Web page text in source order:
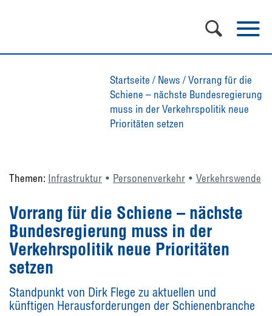
Startseite / News /Vorrang für die
Schiene – nächste Bundesregierung
muss in der Verkehrspolitik neue
Prioritäten setzen
Themen: Infrastruktur Personenverkehr Verkehrswende
Vorrang für die Schiene – nächste
Bundesregierung muss in der
Verkehrspolitik neue Prioritäten
setzen
Standpunkt von Dirk Flege zu aktuellen und
künftigen Herausforderungen der Schienenbranche